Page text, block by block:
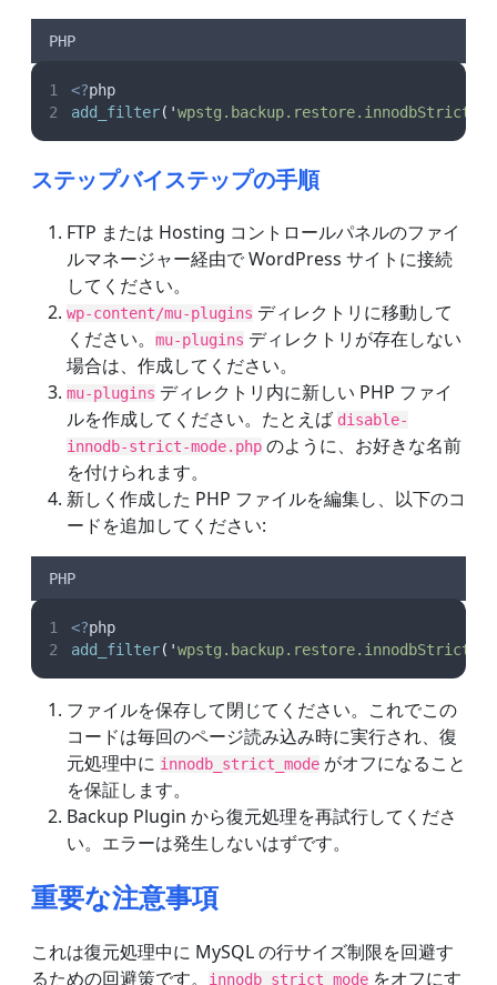
PHP
<?php
add_filter( '
ステップバイステップの手順
FTP または Hosting コントロールパネルのファイ
ルマネージャー経由で WordPress サイトに接続
してください。
wp-content/mu-plugins ディレクトリに移動して
ください。
mu-plugins ディレクトリが存在しない
場合は、作成してください。
mu-plugins ディレクトリ内に新しい PHP ファイ
ルを作成してください。たとえば disable-
innodb-strict-mode.php のように、お好きな名前
を付けられます。
新しく作成した PHP ファイルを編集し、以下のコ
ードを追加してください:
PHP
<?php
add_filter( '
ファイルを保存して閉じてください。これでこの
コードは毎回のページ読み込み時に実行され、復
元処理中に innodb_strict_mode がオフになること
を保証します。
Backup Plugin から復元処理を再試行してくださ
い。エラーは発生しないはずです。
重要な注意事項
これは復元処理中に MySQL の行サイズ制限を回避す
るための回避策です。
innodb_strict_mode をオフにす